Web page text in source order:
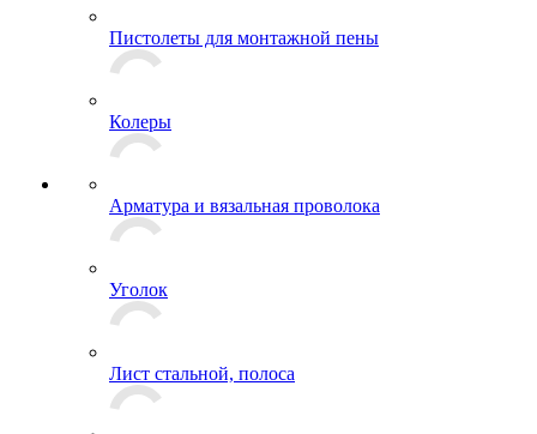
Пистолеты для монтажной пены
Колеры
Арматура и вязальная проволока
Уголок
Лист стальной, полоса